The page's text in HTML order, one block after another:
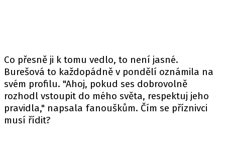
Co přesně ji k tomu vedlo, to není jasné.
Burešová to každopádně v pondělí oznámila na
svém profilu. "Ahoj, pokud ses dobrovolně
rozhodl vstoupit do mého světa, respektuj jeho
pravidla," napsala fanouškům. Čím se příznivci
musí řídit?